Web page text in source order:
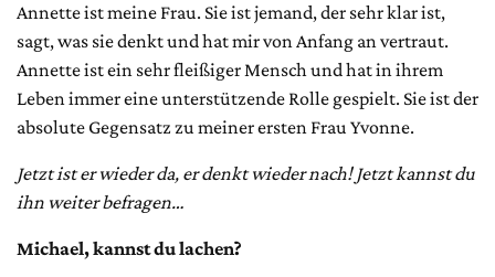
Annette ist meine Frau. Sie ist jemand, der sehr klar ist,
sagt, was sie denkt und hat mir von Anfang an vertraut.
Annette ist ein sehr fleißiger Mensch und hat in ihrem
Leben immer eine unterstützende Rolle gespielt. Sie ist der
absolute Gegensatz zu meiner ersten Frau Yvonne.
Jetzt ist er wieder da, er denkt wieder nach! Jetzt kannst du
ihn weiter befragen…
Michael, kannst du lachen?